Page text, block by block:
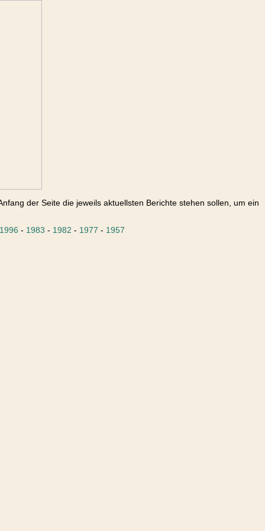
der Seite die jeweils aktuellsten Berichte stehen sollen, um ein
1996 - 1983 - 1982 - 1977 - 1957